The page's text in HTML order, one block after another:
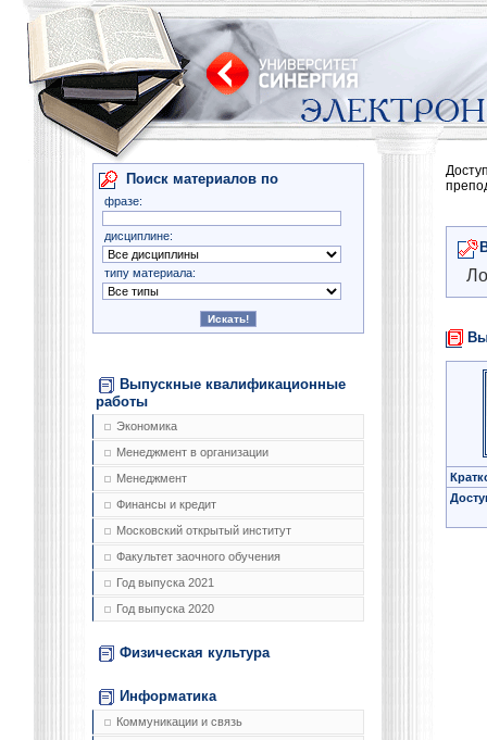
Поиск материалов по
фразе:
дисциплине:
типу материала:
Выпускные квалификационные
работы
Экономика
Менеджмент в организации
Менеджмент
Финансы и кредит
Московский открытый институт
Факультет заочного обучения
Год выпуска 2021
Год выпуска 2020
Физическая культура
Информатика
Коммуникации и связь